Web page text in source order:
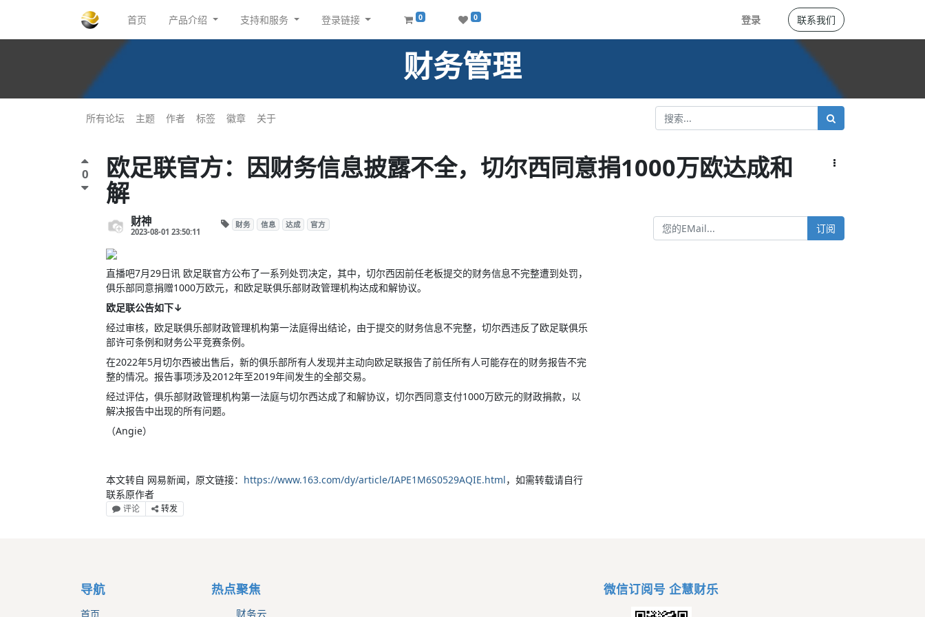
首页 产品介绍 支持和服务 登录链接 0 0 登录 联系我们
财务管理
所有论坛 主题 作者 标签 徽章 关于
0 欧足联官方：因财务信息披露不全，切尔西同意捐1000万欧达成和
解
财神
2023-08-01 23:50:11 订阅
财务 信息 达成 官方
直播吧7月29日讯 欧足联官方公布了一系列处罚决定，其中，切尔西因前任老板提交的财务信息不完整遭到处罚，
俱乐部同意捐赠1000万欧元，和欧足联俱乐部财政管理机构达成和解协议。
欧足联公告如下↓
经过审核，欧足联俱乐部财政管理机构第一法庭得出结论，由于提交的财务信息不完整，切尔西违反了欧足联俱乐
部许可条例和财务公平竞赛条例。
在2022年5月切尔西被出售后，新的俱乐部所有人发现并主动向欧足联报告了前任所有人可能存在的财务报告不完
整的情况。报告事项涉及2012年至2019年间发生的全部交易。
经过评估，俱乐部财政管理机构第一法庭与切尔西达成了和解协议，切尔西同意支付1000万欧元的财政捐款，以
解决报告中出现的所有问题。
（Angie）
本文转自 网易新闻，原文链接： https://www.163.com/dy/article/IAPE1M6S0529AQIE.html，如需转载请自行
联系原作者
评论 转发
导航
首页
热点聚焦
财务云
微信订阅号 企慧财乐